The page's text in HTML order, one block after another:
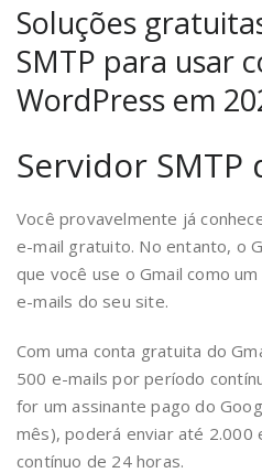
Soluções
SMTP para usar
WordPress em
Servidor SMTP
Você provavelmente já
e-mail gratuito. No entanto, o
que você use o Gmail como
e-mails do seu site.
Com uma conta gratuita do
500 e-mails por período
for um assinante pago do
mês), poderá enviar até 2.000
contínuo de 24 horas.